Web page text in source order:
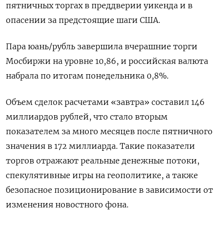
пятничных торгах в преддверии уикенда и в
опасении за предстоящие шаги США.
Пара юань/рубль завершила вчерашние торги
Мосбиржи на уровне 10,86, и российская валюта
набрала по итогам понедельника 0,8%.
Объем сделок расчетами «завтра» составил 146
миллиардов рублей, что стало вторым
показателем за много месяцев после пятничного
значения в 172 миллиарда. Такие показатели
торгов отражают реальные денежные потоки,
спекулятивные игры на геополитике, а также
безопасное позиционирование в зависимости от
изменения новостного фона.